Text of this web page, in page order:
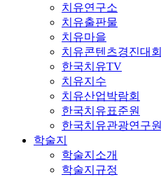
치유연구소
치유출판물
치유마을
치유콘텐츠경진대회
한국치유TV
치유지수
치유산업박람회
한국치유표준원
한국치유관광연구원
학술지
학술지소개
학술지규정